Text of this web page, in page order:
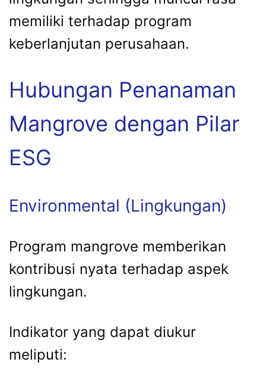
memiliki terhadap program
keberlanjutan perusahaan.
Hubungan Penanaman
Mangrove dengan Pilar
ESG
Environmental (Lingkungan)
Program mangrove memberikan
kontribusi nyata terhadap aspek
lingkungan.
Indikator yang dapat diukur
meliputi: